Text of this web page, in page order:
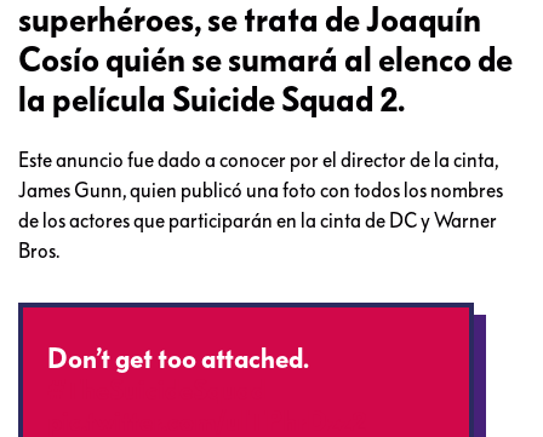
superhéroes, se trata de Joaquín
Cosío quién se sumará al elenco de
la película Suicide Squad 2.
Este anuncio fue dado a conocer por el director de la cinta,
James Gunn, quien publicó una foto con todos los nombres
de los actores que participarán en la cinta de DC y Warner
Bros.
Don’t get too attached.